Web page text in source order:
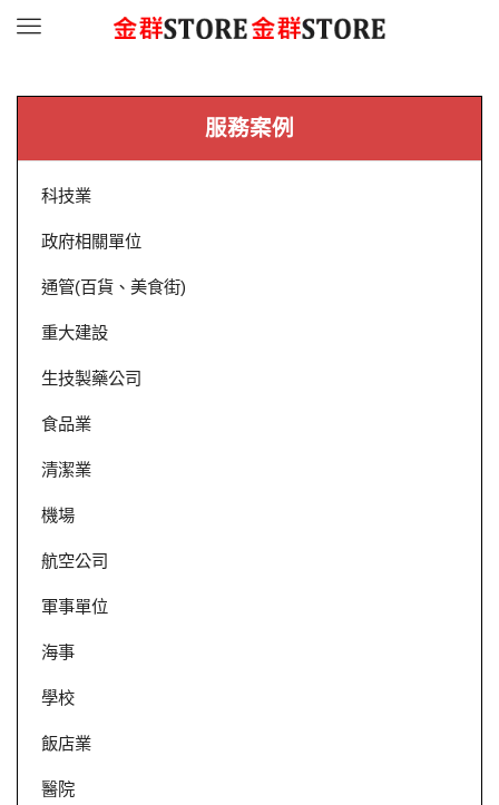
Menu
服務案例
科技業
政府相關單位
通管(百貨、美食街)
重大建設
生技製藥公司
食品業
清潔業
機場
航空公司
軍事單位
海事
學校
飯店業
醫院